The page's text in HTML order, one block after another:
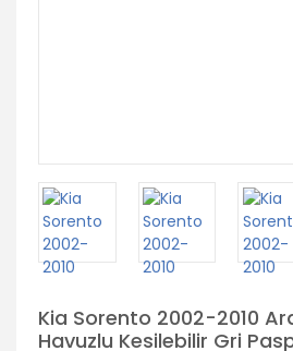
Kia Sorento 2002-2010
Havuzlu Kesilebilir Gri